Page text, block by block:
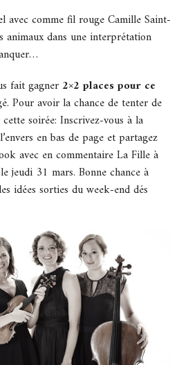
avec comme fil rouge Camille Saint-
animaux dans une interprétation
fait gagner 2×2 places pour ce
Pour avoir la chance de tenter de
soirée: Inscrivez-vous à la
en bas de page et partagez
avec en commentaire La Fille à
jeudi 31 mars. Bonne chance à
idées sorties du week-end dés